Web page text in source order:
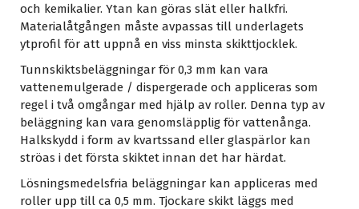
och kemikalier. Ytan kan göras slät eller halkfri.
Materialåtgången måste avpassas till underlagets
ytprofil för att uppnå en viss minsta skikttjocklek.
Tunnskiktsbeläggningar för 0,3 mm kan vara
vattenemulgerade / dispergerade och appliceras som
regel i två omgångar med hjälp av roller. Denna typ av
beläggning kan vara genomsläpplig för vattenånga.
Halkskydd i form av kvartssand eller glaspärlor kan
ströas i det första skiktet innan det har härdat.
Lösningsmedelsfria beläggningar kan appliceras med
roller upp till ca 0,5 mm. Tjockare skikt läggs med